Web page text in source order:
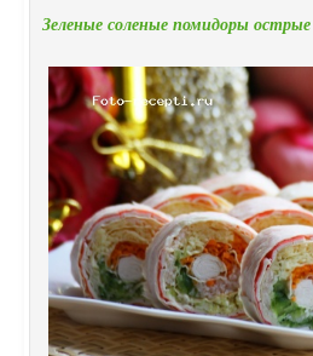
Зеленые соленые помидоры острые